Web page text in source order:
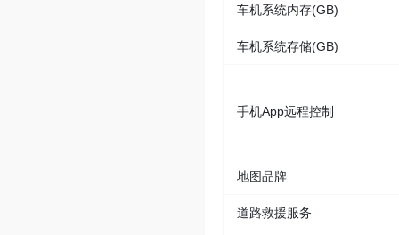
车机系统内存(GB)
车机系统存储(GB)
手机App远程控制
地图品牌
道路救援服务